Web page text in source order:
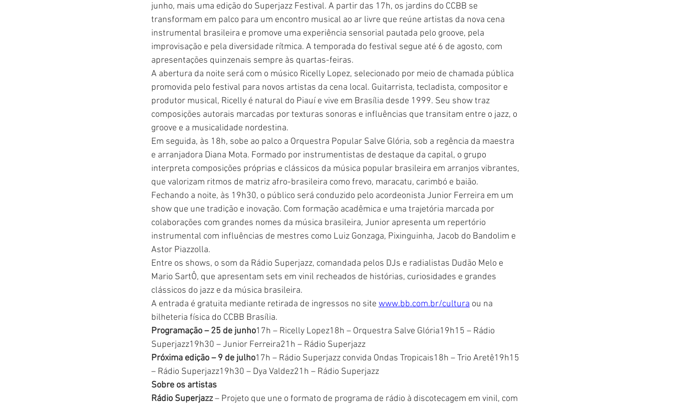
junho, mais uma edição do Superjazz Festival. A partir das 17h, os jardins do CCBB se
transformam em palco para um encontro musical ao ar livre que reúne artistas da nova cena
instrumental brasileira e promove uma experiência sensorial pautada pelo groove, pela
improvisação e pela diversidade rítmica. A temporada do festival segue até 6 de agosto, com
apresentações quinzenais sempre às quartas-feiras.
A abertura da noite será com o músico Ricelly Lopez, selecionado por meio de chamada pública
promovida pelo festival para novos artistas da cena local. Guitarrista, tecladista, compositor e
produtor musical, Ricelly é natural do Piauí e vive em Brasília desde 1999. Seu show traz
composições autorais marcadas por texturas sonoras e influências que transitam entre o jazz, o
groove e a musicalidade nordestina.
Em seguida, às 18h, sobe ao palco a Orquestra Popular Salve Glória, sob a regência da maestra
e arranjadora Diana Mota. Formado por instrumentistas de destaque da capital, o grupo
interpreta composições próprias e clássicos da música popular brasileira em arranjos vibrantes,
que valorizam ritmos de matriz afro-brasileira como frevo, maracatu, carimbó e baião.
Fechando a noite, às 19h30, o público será conduzido pelo acordeonista Junior Ferreira em um
show que une tradição e inovação. Com formação acadêmica e uma trajetória marcada por
colaborações com grandes nomes da música brasileira, Junior apresenta um repertório
instrumental com influências de mestres como Luiz Gonzaga, Pixinguinha, Jacob do Bandolim e
Astor Piazzolla.
Entre os shows, o som da Rádio Superjazz, comandada pelos DJs e radialistas Dudão Melo e
Mario SartÔ, que apresentam sets em vinil recheados de histórias, curiosidades e grandes
clássicos do jazz e da música brasileira.
A entrada é gratuita mediante retirada de ingressos no site www.bb.com.br/cultura ou na
bilheteria física do CCBB Brasília.
Programação – 25 de junho17h – Ricelly Lopez18h – Orquestra Salve Glória19h15 – Rádio
Superjazz19h30 – Junior Ferreira21h – Rádio Superjazz
Próxima edição – 9 de julho17h – Rádio Superjazz convida Ondas Tropicais18h – Trio Aretê19h15
– Rádio Superjazz19h30 – Dya Valdez21h – Rádio Superjazz
Sobre os artistas
Rádio Superjazz – Projeto que une o formato de programa de rádio à discotecagem em vinil, com